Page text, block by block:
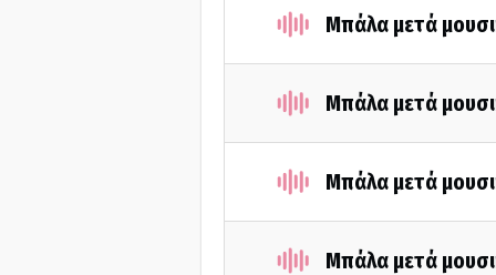
Μπάλα μετά
Μπάλα μετά
Μπάλα μετά
Μπάλα μετά